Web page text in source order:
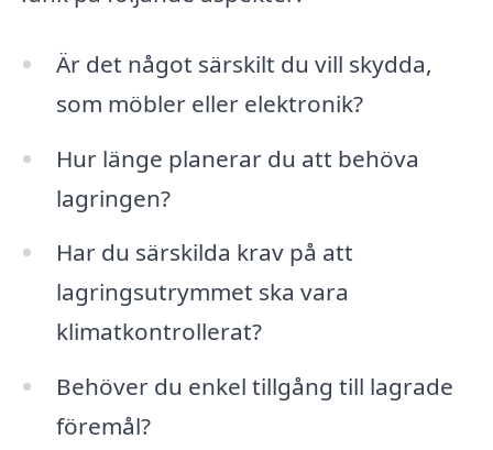
Är det något särskilt du vill skydda,
som möbler eller elektronik?
Hur länge planerar du att behöva
lagringen?
Har du särskilda krav på att
lagringsutrymmet ska vara
klimatkontrollerat?
Behöver du enkel tillgång till lagrade
föremål?